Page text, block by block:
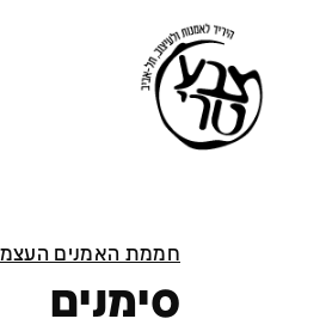
חממת האמנים
סימנים